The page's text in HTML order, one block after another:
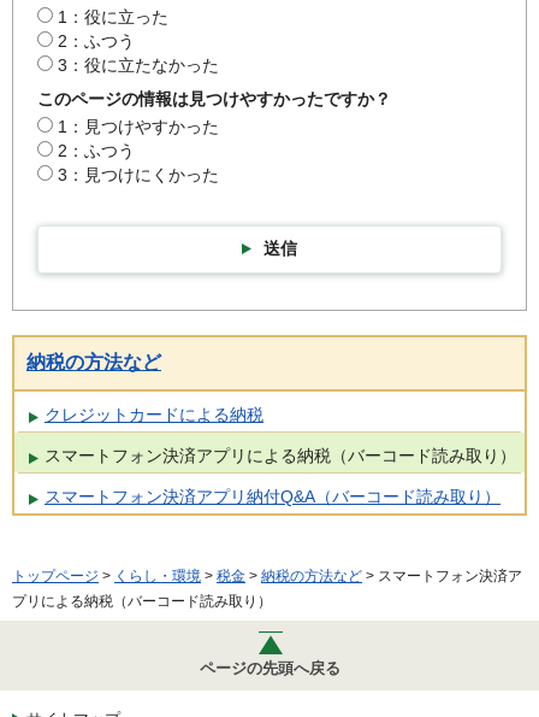
1：役に立った
2：ふつう
3：役に立たなかった
このページの情報は見つけやすかったですか？
1：見つけやすかった
2：ふつう
3：見つけにくかった
送信
納税の方法など
クレジットカードによる納税
スマートフォン決済アプリによる納税（バーコード読み取り）
スマートフォン決済アプリ納付Q&A（バーコード読み取り）
トップページ > くらし・環境 > 税金 > 納税の方法など > スマートフォン決済ア
プリによる納税（バーコード読み取り）
ページの先頭へ戻る